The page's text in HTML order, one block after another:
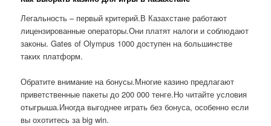
Легальность – первый критерий.В Казахстане работают
лицензированные операторы.Они платят налоги и соблюдают
законы. Gates of Olympus 1000 доступен на большинстве
таких платформ.
Обратите внимание на бонусы.Многие казино предлагают
приветственные пакеты до 200 000 тенге.Но читайте условия
отыгрыша.Иногда выгоднее играть без бонуса, особенно если
вы охотитесь за big win.